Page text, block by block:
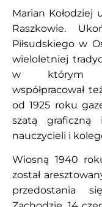
Marian Kołodziej
Raszkowie.
Piłsudskiego w
wieloletniej
w którym
współpracował
od 1925 roku
szatą
nauczycieli i
Wiosną 1940
został
przedostania